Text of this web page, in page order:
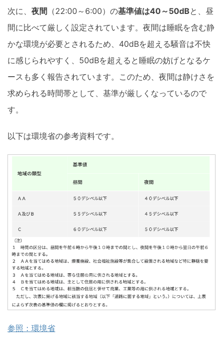
次に、 夜間 （22:00～6:00）の基準値は40～50dBと、昼
間に比べて厳しく設定されています。夜間は睡眠を含む静
かな環境が必要とされるため、40dBを超える騒音は不快
に感じられやすく、50dBを超えると睡眠の妨げとなるケ
ースも多く報告されています。このため、夜間は静けさを
求められる時間帯として、基準が厳しくなっているので
す。
以下は環境省の参考資料です。
参照：環境省